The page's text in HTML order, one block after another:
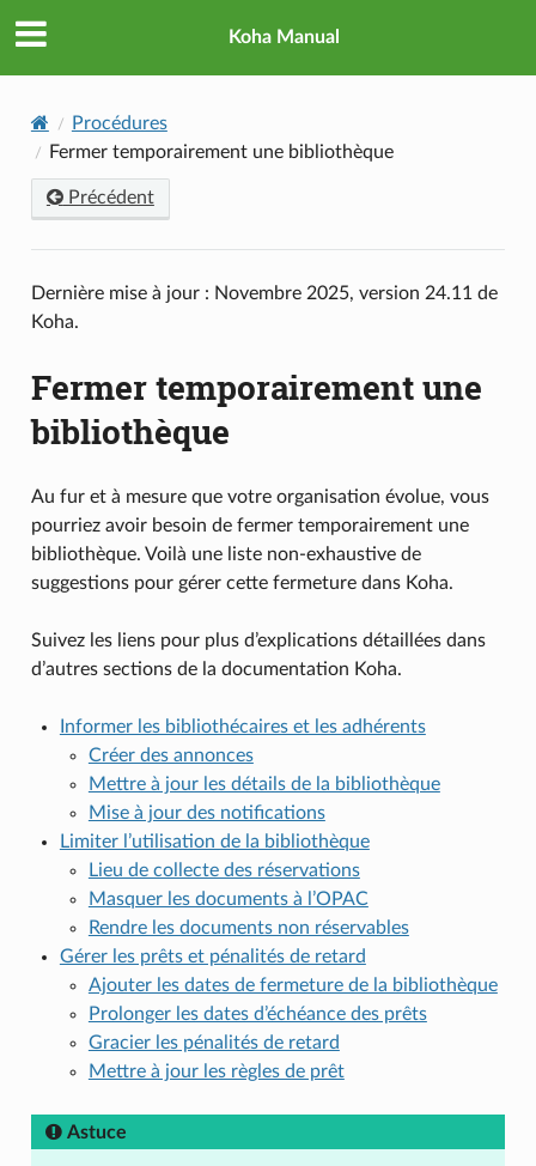
Koha Manual
Procédures
Fermer temporairement une bibliothèque
Précédent
Dernière mise à jour : Novembre 2025, version 24.11 de
Koha.
Fermer temporairement une
bibliothèque
Au fur et à mesure que votre organisation évolue, vous
pourriez avoir besoin de fermer temporairement une
bibliothèque. Voilà une liste non-exhaustive de
suggestions pour gérer cette fermeture dans Koha.
Suivez les liens pour plus d’explications détaillées dans
d’autres sections de la documentation Koha.
Informer les bibliothécaires et les adhérents
Créer des annonces
Mettre à jour les détails de la bibliothèque
Mise à jour des notifications
Limiter l’utilisation de la bibliothèque
Lieu de collecte des réservations
Masquer les documents à l’OPAC
Rendre les documents non réservables
Gérer les prêts et pénalités de retard
Ajouter les dates de fermeture de la bibliothèque
Prolonger les dates d’échéance des prêts
Gracier les pénalités de retard
Mettre à jour les règles de prêt
Astuce